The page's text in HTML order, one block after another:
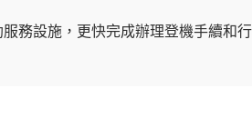
務設施，更快完成辦理登機手續和